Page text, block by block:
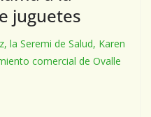
juguetes
la Seremi de Salud, Karen
comercial de Ovalle